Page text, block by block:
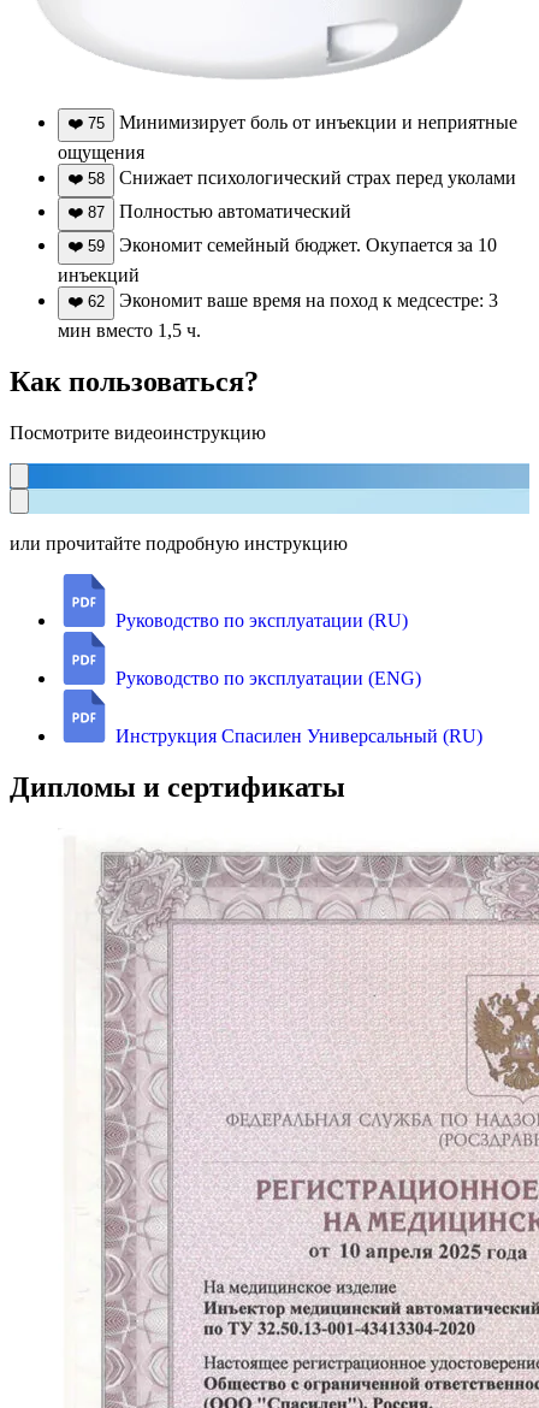
❤️ 75
Минимизирует боль от инъекции и неприятные
ощущения
❤️ 58 Снижает психологический страх перед уколами
❤️ 87 Полностью автоматический
❤️ 59
Экономит семейный бюджет. Окупается за 10
инъекций
❤️ 62
Экономит ваше время на поход к медсестре: 3
мин вместо 1,5 ч.
Как пользоваться?
Посмотрите видеоинструкцию
или прочитайте подробную инструкцию
Руководство по эксплуатации (RU)
Руководство по эксплуатации (ENG)
Инструкция Спасилен Универсальный (RU)
Дипломы и сертификаты